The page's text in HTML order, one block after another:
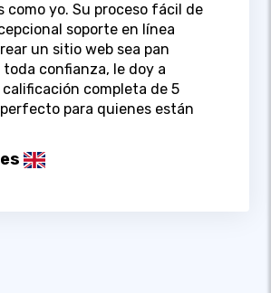
como yo. Su proceso fácil de
soporte en línea
un sitio web sea pan
toda confianza, le doy a
calificación completa de 5
para quienes están